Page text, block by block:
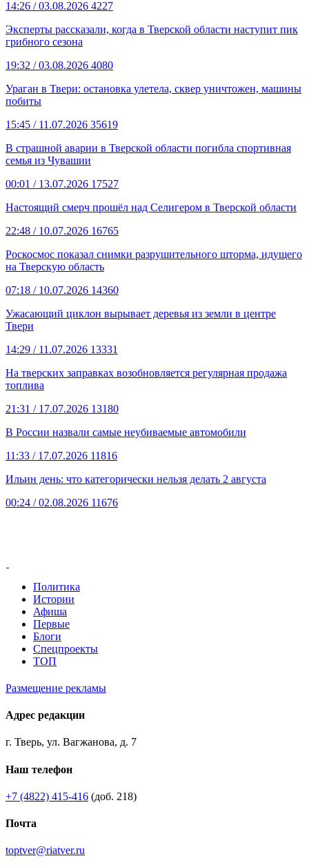
14:26 / 03.08.2026 4227
Эксперты рассказали, когда в Тверской области наступит пик
грибного сезона
19:32 / 03.08.2026 4080
Ураган в Твери: остановка улетела, сквер уничтожен, машины
побиты
15:45 / 11.07.2026 35619
В страшной аварии в Тверской области погибла спортивная
семья из Чувашии
00:01 / 13.07.2026 17527
Настоящий смерч прошёл над Селигером в Тверской области
22:48 / 10.07.2026 16765
Роскосмос показал снимки разрушительного шторма, идущего
на Тверскую область
07:18 / 10.07.2026 14360
Ужасающий циклон вырывает деревья из земли в центре
Твери
14:29 / 11.07.2026 13331
На тверских заправках возобновляется регулярная продажа
топлива
21:31 / 17.07.2026 13180
В России назвали самые неубиваемые автомобили
11:33 / 17.07.2026 11816
Ильин день: что категорически нельзя делать 2 августа
00:24 / 02.08.2026 11676
Политика
Истории
Афиша
Первые
Блоги
Спецпроекты
ТОП
Размещение рекламы
Адрес редакции
г. Тверь, ул. Вагжанова, д. 7
Наш телефон
+7 (4822) 415-416 (доб. 218)
Почта
toptver@riatver.ru